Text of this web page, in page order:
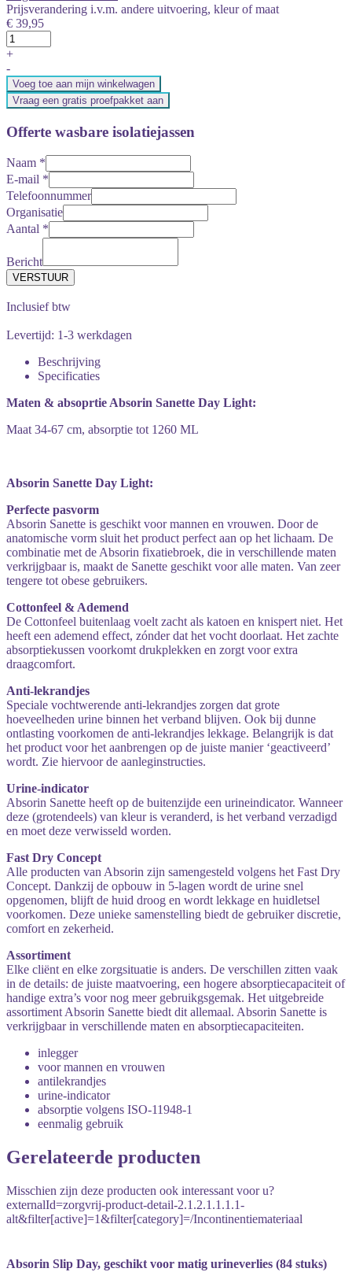
Prijsverandering i.v.m. andere uitvoering, kleur of maat
€ 39,95
+
-
Voeg toe aan mijn winkelwagen
Vraag een gratis proefpakket aan
Offerte wasbare isolatiejassen
Naam *
E-mail *
Telefoonnummer
Organisatie
Aantal *
Bericht
Inclusief btw
Levertijd: 1-3 werkdagen
Beschrijving
Specificaties
Maten & absoprtie Absorin Sanette Day Light:
Maat 34-67 cm, absorptie tot 1260 ML
Absorin Sanette Day Light:
Perfecte pasvorm
Absorin Sanette is geschikt voor mannen en vrouwen. Door de
anatomische vorm sluit het product perfect aan op het lichaam. De
combinatie met de Absorin fixatiebroek, die in verschillende maten
verkrijgbaar is, maakt de Sanette geschikt voor alle maten. Van zeer
tengere tot obese gebruikers.
Cottonfeel & Ademend
De Cottonfeel buitenlaag voelt zacht als katoen en knispert niet. Het
heeft een ademend effect, zónder dat het vocht doorlaat. Het zachte
absorptiekussen voorkomt drukplekken en zorgt voor extra
draagcomfort.
Anti-lekrandjes
Speciale vochtwerende anti-lekrandjes zorgen dat grote
hoeveelheden urine binnen het verband blijven. Ook bij dunne
ontlasting voorkomen de anti-lekrandjes lekkage. Belangrijk is dat
het product voor het aanbrengen op de juiste manier ‘geactiveerd’
wordt. Zie hiervoor de aanleginstructies.
Urine-indicator
Absorin Sanette heeft op de buitenzijde een urineindicator. Wanneer
deze (grotendeels) van kleur is veranderd, is het verband verzadigd
en moet deze verwisseld worden.
Fast Dry Concept
Alle producten van Absorin zijn samengesteld volgens het Fast Dry
Concept. Dankzij de opbouw in 5-lagen wordt de urine snel
opgenomen, blijft de huid droog en wordt lekkage en huidletsel
voorkomen. Deze unieke samenstelling biedt de gebruiker discretie,
comfort en zekerheid.
Assortiment
Elke cliënt en elke zorgsituatie is anders. De verschillen zitten vaak
in de details: de juiste maatvoering, een hogere absorptiecapaciteit of
handige extra’s voor nog meer gebruikgsgemak. Het uitgebreide
assortiment Absorin Sanette biedt dit allemaal. Absorin Sanette is
verkrijgbaar in verschillende maten en absorptiecapaciteiten.
inlegger
voor mannen en vrouwen
antilekrandjes
urine-indicator
absorptie volgens ISO-11948-1
eenmalig gebruik
Gerelateerde producten
Misschien zijn deze producten ook interessant voor u?
externalId=zorgvrij-product-detail-2.1.2.1.1.1.1-
alt&filter[active]=1&filter[category]=/Incontinentiemateriaal
Absorin Slip Day, geschikt voor matig urineverlies (84 stuks)